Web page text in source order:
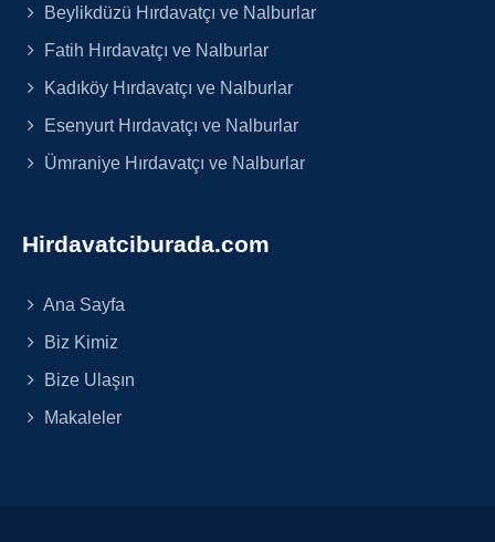
Beylikdüzü Hırdavatçı ve Nalburlar
Fatih Hırdavatçı ve Nalburlar
Kadıköy Hırdavatçı ve Nalburlar
Esenyurt Hırdavatçı ve Nalburlar
Ümraniye Hırdavatçı ve Nalburlar
Hirdavatciburada.com
Ana Sayfa
Biz Kimiz
Bize Ulaşın
Makaleler